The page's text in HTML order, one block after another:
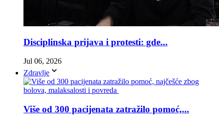
Disciplinska prijava i protesti: gde...
Jul 06, 2026
Zdravlje
Više od 300 pacijenata zatražilo pomoć,...